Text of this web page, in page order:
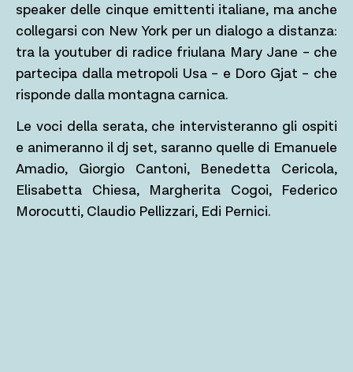
speaker delle cinque emittenti italiane, ma anche
collegarsi con New York per un dialogo a distanza:
tra la youtuber di radice friulana Mary Jane – che
partecipa dalla metropoli Usa – e Doro Gjat – che
risponde dalla montagna carnica.
Le voci della serata, che intervisteranno gli ospiti
e animeranno il dj set, saranno quelle di Emanuele
Amadio, Giorgio Cantoni, Benedetta Cericola,
Elisabetta Chiesa, Margherita Cogoi, Federico
Morocutti, Claudio Pellizzari, Edi Pernici.